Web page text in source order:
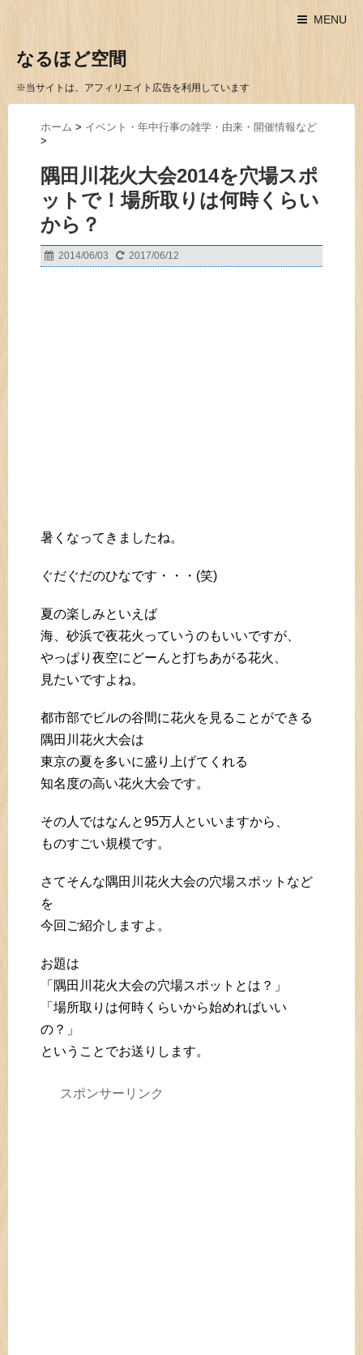
MENU
なるほど空間
※当サイトは、アフィリエイト広告を利用しています
ホーム > イベント・年中行事の雑学・由来・開催情報など
>
隅田川花火大会2014を穴場スポ
ットで！場所取りは何時くらい
から？
2014/06/03 2017/06/12
暑くなってきましたね。
ぐだぐだのひなです・・・(笑)
夏の楽しみといえば
海、砂浜で夜花火っていうのもいいですが、
やっぱり夜空にどーんと打ちあがる花火、
見たいですよね。
都市部でビルの谷間に花火を見ることができる
隅田川花火大会は
東京の夏を多いに盛り上げてくれる
知名度の高い花火大会です。
その人ではなんと95万人といいますから、
ものすごい規模です。
さてそんな隅田川花火大会の穴場スポットなど
を
今回ご紹介しますよ。
お題は
「隅田川花火大会の穴場スポットとは？」
「場所取りは何時くらいから始めればいい
の？」
ということでお送りします。
スポンサーリンク